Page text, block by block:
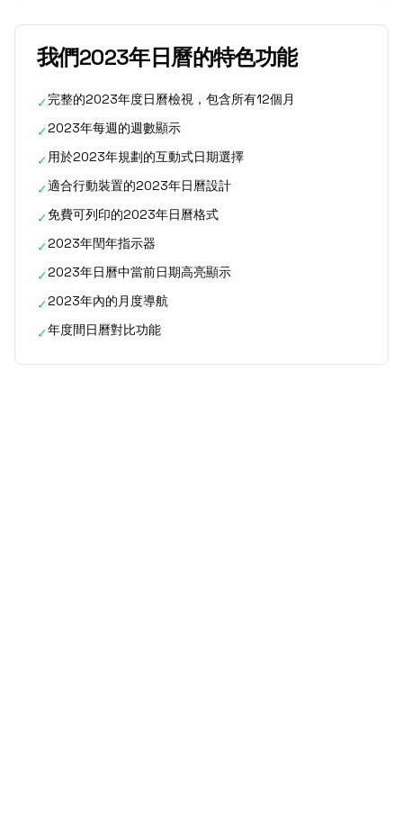
我們2023年日曆的特色功能
✓完整的2023年度日曆檢視，包含所有12個月
✓2023年每週的週數顯示
✓用於2023年規劃的互動式日期選擇
✓適合行動裝置的2023年日曆設計
✓免費可列印的2023年日曆格式
✓2023年閏年指示器
✓2023年日曆中當前日期高亮顯示
✓2023年內的月度導航
✓年度間日曆對比功能